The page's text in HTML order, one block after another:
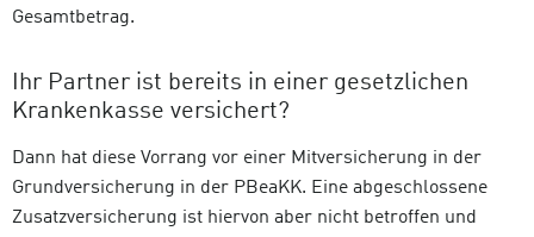
Gesamtbetrag.
Ihr Partner ist bereits in einer gesetzlichen
Krankenkasse versichert?
Dann hat diese Vorrang vor einer Mitversicherung in der
Grundversicherung in der PBeaKK. Eine abgeschlossene
Zusatzversicherung ist hiervon aber nicht betroffen und